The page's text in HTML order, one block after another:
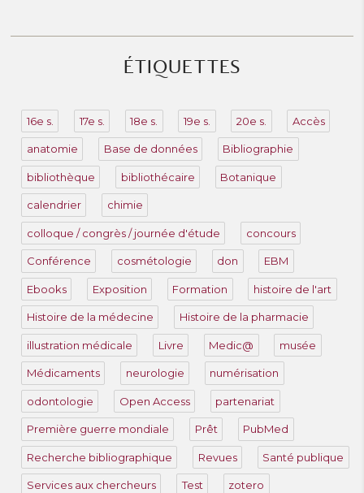
ÉTIQUETTES
16e s. 17e s. 18e s. 19e s. 20e s. Accès
anatomie Base de données Bibliographie
bibliothèque bibliothécaire Botanique
calendrier chimie
colloque / congrès / journée d'étude concours
Conférence cosmétologie don EBM
Ebooks Exposition Formation histoire de l'art
Histoire de la médecine Histoire de la pharmacie
illustration médicale Livre Medic@ musée
Médicaments neurologie numérisation
odontologie Open Access partenariat
Première guerre mondiale Prêt PubMed
Recherche bibliographique Revues Santé publique
Services aux chercheurs Test zotero